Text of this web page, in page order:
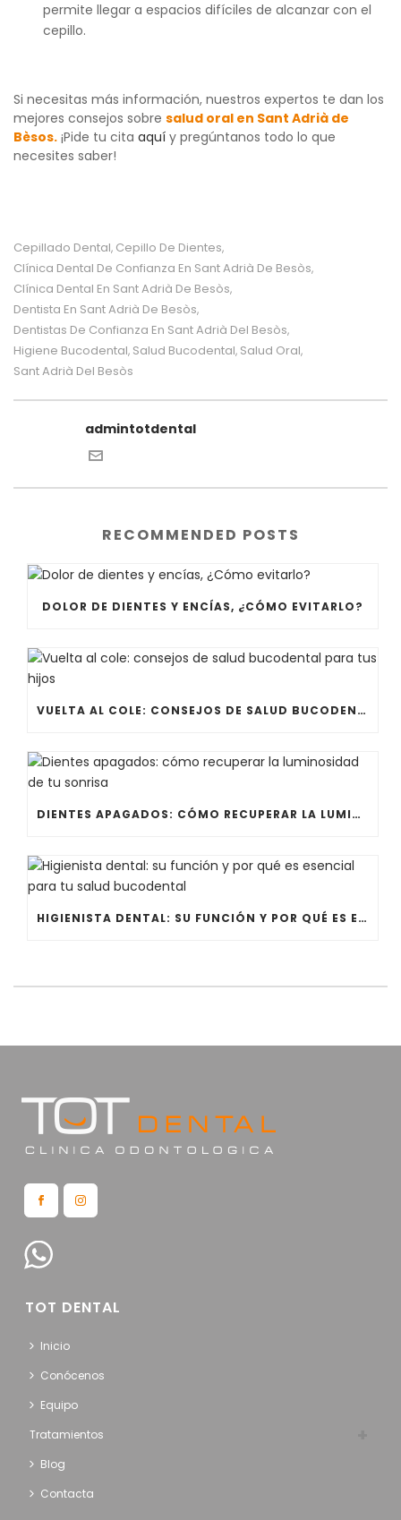
permite llegar a espacios difíciles de alcanzar con el
cepillo.
Si necesitas más información, nuestros expertos te dan los
mejores consejos sobre salud oral en Sant Adrià de
Bèsos. ¡Pide tu cita aquí y pregúntanos todo lo que
necesites saber!
Cepillado Dental, Cepillo De Dientes,
Clínica Dental De Confianza En Sant Adrià De Besòs,
Clínica Dental En Sant Adrià De Besòs,
Dentista En Sant Adrià De Besòs,
Dentistas De Confianza En Sant Adrià Del Besòs,
Higiene Bucodental, Salud Bucodental, Salud Oral,
Sant Adrià Del Besòs
admintotdental
RECOMMENDED POSTS
DOLOR DE DIENTES Y ENCÍAS, ¿CÓMO EVITARLO?
VUELTA AL COLE: CONSEJOS DE SALUD BUCODENTAL PARA TUS HIJOS
DIENTES APAGADOS: CÓMO RECUPERAR LA LUMINOSIDAD DE TU SONRISA
HIGIENISTA DENTAL: SU FUNCIÓN Y POR QUÉ ES ESENCIAL PARA TU SALUD BUCODENTAL
TOT DENTAL
Inicio
Conócenos
Equipo
Tratamientos
Blog
Contacta